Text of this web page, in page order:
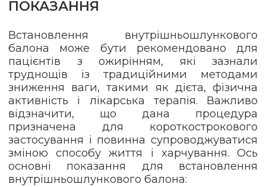
ПОКАЗАННЯ
Встановлення внутрішньошлункового
балона може бути рекомендовано для
пацієнтів з ожирінням, які зазнали
труднощів із традиційними методами
зниження ваги, такими як дієта, фізична
активність і лікарська терапія. Важливо
відзначити, що дана процедура
призначена для короткострокового
застосування і повинна супроводжуватися
зміною способу життя і харчування. Ось
основні показання для встановлення
внутрішньошлункового балона: